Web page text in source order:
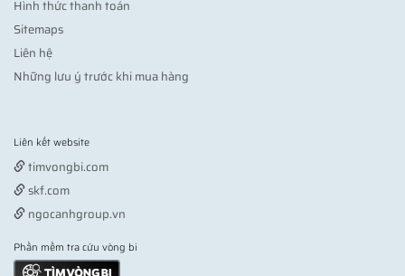
Hình thức thanh toán
Sitemaps
Liên hệ
Những lưu ý trước khi mua hàng
Liên kết website
timvongbi.com
skf.com
ngocanhgroup.vn
Phần mềm tra cứu vòng bi